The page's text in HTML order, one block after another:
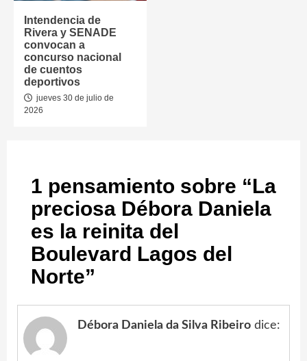
Intendencia de
Rivera y SENADE
convocan a
concurso nacional
de cuentos
deportivos
jueves 30 de julio de
2026
1 pensamiento sobre “La
preciosa Débora Daniela
es la reinita del
Boulevard Lagos del
Norte”
Débora Daniela da Silva Ribeiro dice: